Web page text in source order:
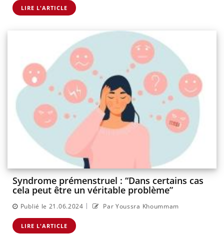
LIRE L'ARTICLE
Syndrome prémenstruel : “Dans certains cas
cela peut être un véritable problème”
Publié le 21.06.2024 | Par Youssra Khoummam
LIRE L'ARTICLE